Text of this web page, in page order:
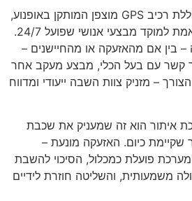
מערכת איתור לאופנוע כוללת רכיב GPS מוצפן המותקן באופנוע,
ומשדר את מיקומו בזמן אמת למוקד מבצעי אנושי שפועל 24/7.
בין אם מהאזעקה או מהחיישנים –
קשר עם בעל הכלי, מבצע מעקב אחר
– מזניק צוות השבה ייעודי ומדווח
איתור הוא זה שמעניק את שכבת
שקיימת כיום. האזעקה מונעת –
פועלת כמכלול, הסיכוי להשבת
משמעותית, והשליטה חוזרת לידיים